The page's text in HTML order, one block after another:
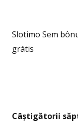
Slotimo Sem
grátis
Câștigătorii